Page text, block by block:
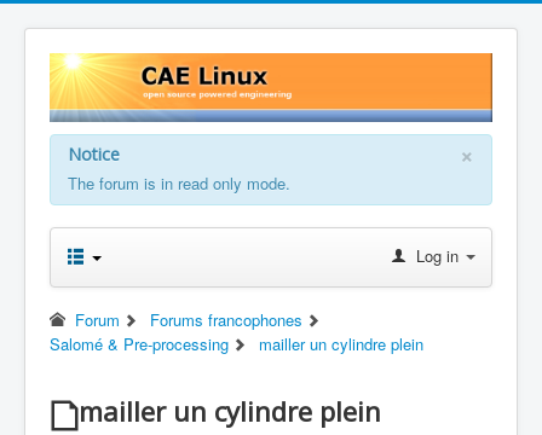
×
Notice
The forum is in read only mode.
Log in
Forum
Forums francophones
Salomé & Pre-processing
mailler un cylindre plein
mailler un cylindre plein